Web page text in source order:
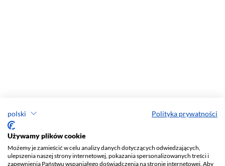
polski Polityka prywatności
Używamy plików cookie
Możemy je zamieścić w celu analizy danych dotyczących odwiedzających,
ulepszenia naszej strony internetowej, pokazania spersonalizowanych treści i
zapewnienia Państwu wspaniałego doświadczenia na stronie internetowej. Aby